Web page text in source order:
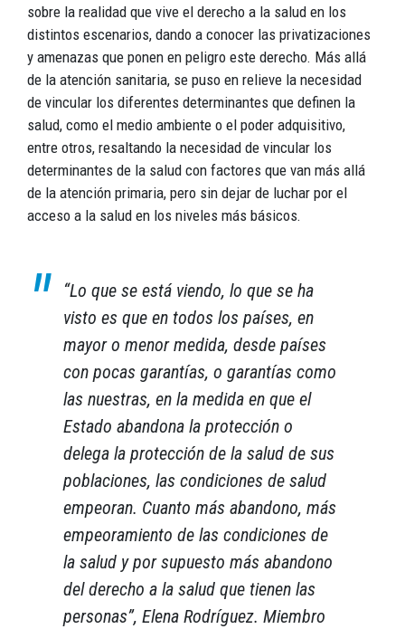
sobre la realidad que vive el derecho a la salud en los
distintos escenarios, dando a conocer las privatizaciones
y amenazas que ponen en peligro este derecho. Más allá
de la atención sanitaria, se puso en relieve la necesidad
de vincular los diferentes determinantes que definen la
salud, como el medio ambiente o el poder adquisitivo,
entre otros, resaltando la necesidad de vincular los
determinantes de la salud con factores que van más allá
de la atención primaria, pero sin dejar de luchar por el
acceso a la salud en los niveles más básicos.
“Lo que se está viendo, lo que se ha
visto es que en todos los países, en
mayor o menor medida, desde países
con pocas garantías, o garantías como
las nuestras, en la medida en que el
Estado abandona la protección o
delega la protección de la salud de sus
poblaciones, las condiciones de salud
empeoran. Cuanto más abandono, más
empeoramiento de las condiciones de
la salud y por supuesto más abandono
del derecho a la salud que tienen las
personas”, Elena Rodríguez. Miembro